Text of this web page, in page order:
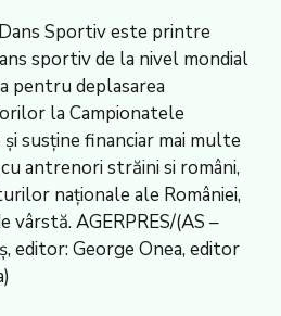
Sportiv este printre
sportiv de la nivel mondial
pentru deplasarea
la Campionatele
susține financiar mai multe
antrenori străini si români,
naționale ale României,
AGERPRES/(AS –
editor: George Onea, editor